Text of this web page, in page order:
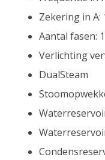
Zekering in A:
Aantal fasen: 1
Verlichting
DualSteam